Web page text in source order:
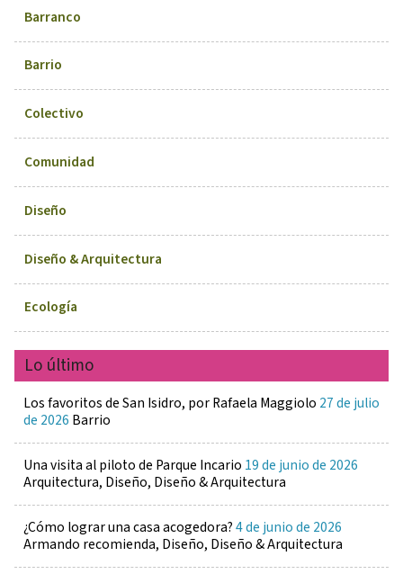
Barranco
Barrio
Colectivo
Comunidad
Diseño
Diseño & Arquitectura
Ecología
Lo último
Los favoritos de San Isidro, por Rafaela Maggiolo 27 de julio
de 2026 Barrio
Una visita al piloto de Parque Incario 19 de junio de 2026
Arquitectura, Diseño, Diseño & Arquitectura
¿Cómo lograr una casa acogedora?4 de junio de 2026
Armando recomienda, Diseño, Diseño & Arquitectura